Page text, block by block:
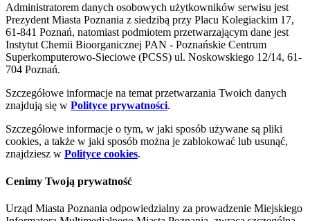
Administratorem danych osobowych użytkowników serwisu jest
Prezydent Miasta Poznania z siedzibą przy Placu Kolegiackim 17,
61-841 Poznań, natomiast podmiotem przetwarzającym dane jest
Instytut Chemii Bioorganicznej PAN - Poznańskie Centrum
Superkomputerowo-Sieciowe (PCSS) ul. Noskowskiego 12/14, 61-
704 Poznań.
Szczegółowe informacje na temat przetwarzania Twoich danych
znajdują się w Polityce prywatności.
Szczegółowe informacje o tym, w jaki sposób używane są pliki
cookies, a także w jaki sposób można je zablokować lub usunąć,
znajdziesz w Polityce cookies.
Cenimy Twoją prywatność
Urząd Miasta Poznania odpowiedzialny za prowadzenie Miejskiego